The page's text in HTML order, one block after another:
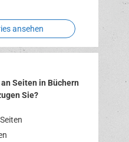
ansehen
Seiten in Büchern
Sie?